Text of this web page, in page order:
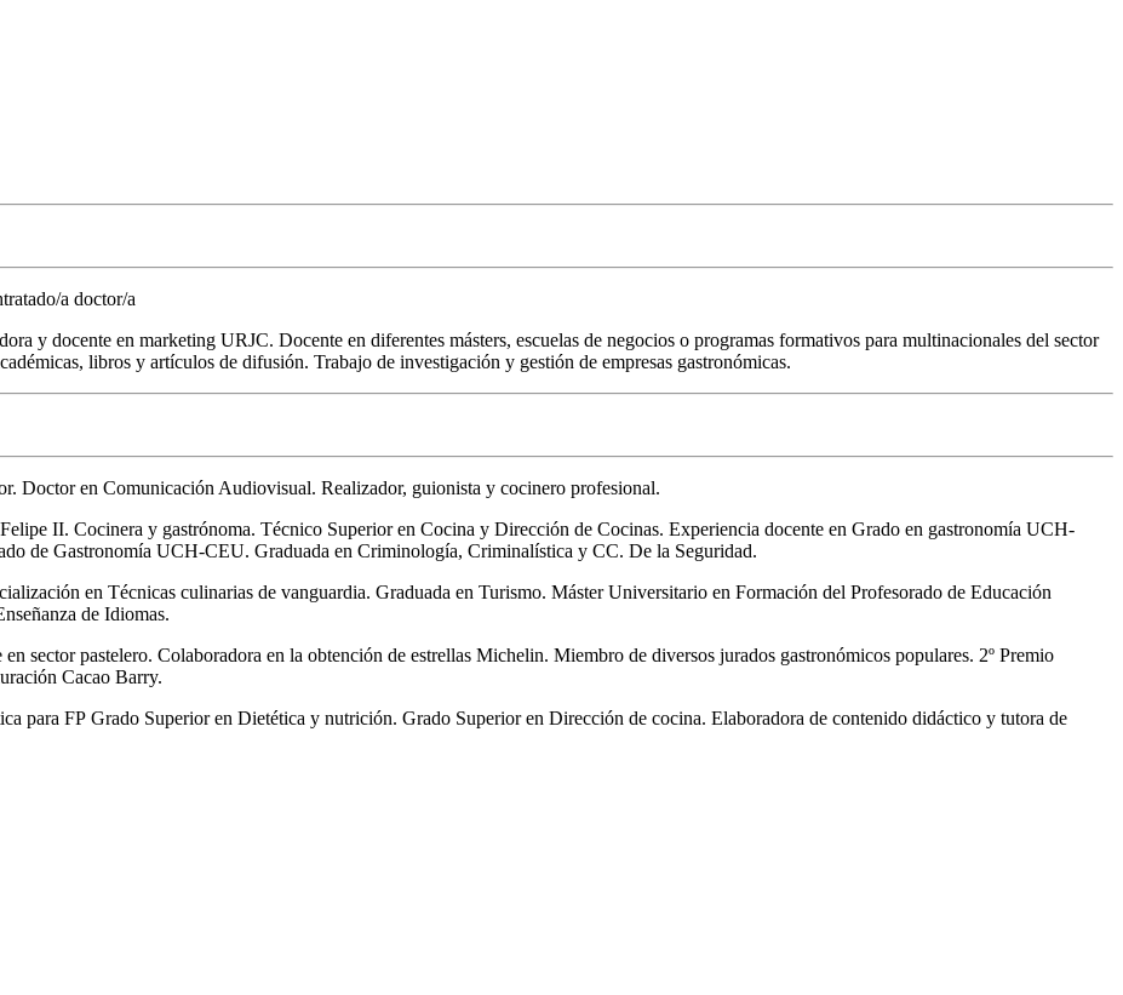
a doctor/a
y docente en marketing URJC. Docente en diferentes másters, escuelas de negocios o programas formativos para multinacionales del sector
libros y artículos de difusión. Trabajo de investigación y gestión de empresas gastronómicas.
Doctor en Comunicación Audiovisual. Realizador, guionista y cocinero profesional.
II. Cocinera y gastrónoma. Técnico Superior en Cocina y Dirección de Cocinas. Experiencia docente en Grado en gastronomía UCH-
de Gastronomía UCH-CEU. Graduada en Criminología, Criminalística y CC. De la Seguridad.
en Técnicas culinarias de vanguardia. Graduada en Turismo. Máster Universitario en Formación del Profesorado de Educación
de Idiomas.
en sector pastelero. Colaboradora en la obtención de estrellas Michelin. Miembro de diversos jurados gastronómicos populares. 2º Premio
Cacao Barry.
para FP Grado Superior en Dietética y nutrición. Grado Superior en Dirección de cocina. Elaboradora de contenido didáctico y tutora de